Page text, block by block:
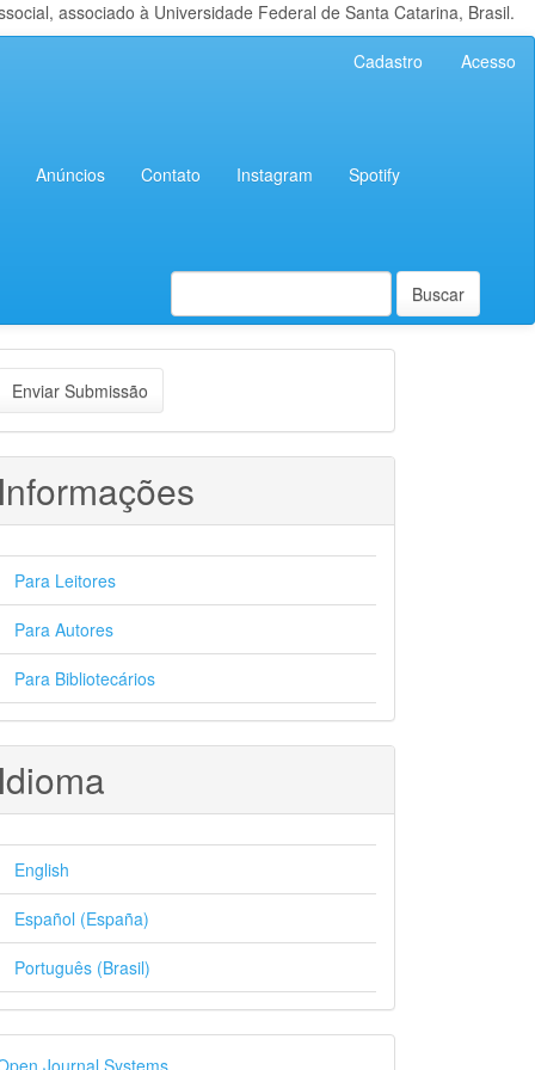
associado à Universidade Federal de Santa Catarina, Brasil.
Cadastro Acesso
Anúncios Contato Instagram Spotify
Buscar
Enviar Submissão
Para Leitores
Para Autores
Para Bibliotecários
English
Español (España)
Português (Brasil)
Journal Systems